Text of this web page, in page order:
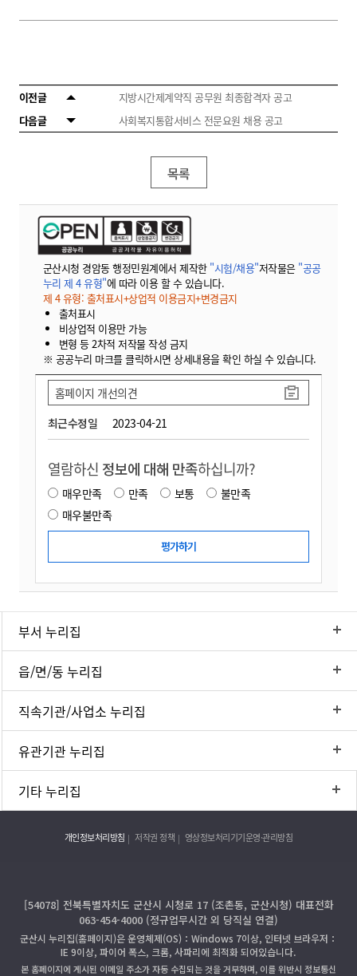
이전글
지방시간제계약직 공무원 최종합격자 공고
다음글
사회복지통합서비스 전문요원 채용 공고
목록
군산시청 경암동 행정민원계에서 제작한 "시험/채용"저작물은 "공공
누리 제 4 유형"에 따라 이용 할 수 있습니다.
제 4 유형: 출처표시+상업적 이용금지+변경금지
출처표시
비상업적 이용만 가능
변형 등 2차적 저작물 작성 금지
※ 공공누리 마크를 클릭하시면 상세내용을 확인 하실 수 있습니다.
최근수정일 2023-04-21
홈페이지 개선의견
열람하신 정보에 대해 만족하십니까?
매우만족 만족 보통
불만족
매우불만족
부서 누리집
읍/면/동 누리집
직속기관/사업소 누리집
유관기관 누리집
기타 누리집
개인정보처리방침 저작권 정책 영상정보처리기기운영·관리방침
[54078] 전북특별자치도 군산시 시청로 17 (조촌동, 군산시청) 대표전화
063-454-4000 (정규업무시간 외 당직실 연결)
군산시 누리집(홈페이지)은 운영체제(OS)：Windows 7이상, 인터넷 브라우저：
IE 9이상, 파이어 폭스, 크롬, 사파리에 최적화 되어있습니다.
본 홈페이지에 게시된 이메일 주소가 자동 수집되는 것을 거부하며, 이를 위반시 정보통신